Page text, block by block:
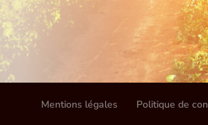
Mentions légales Politique de